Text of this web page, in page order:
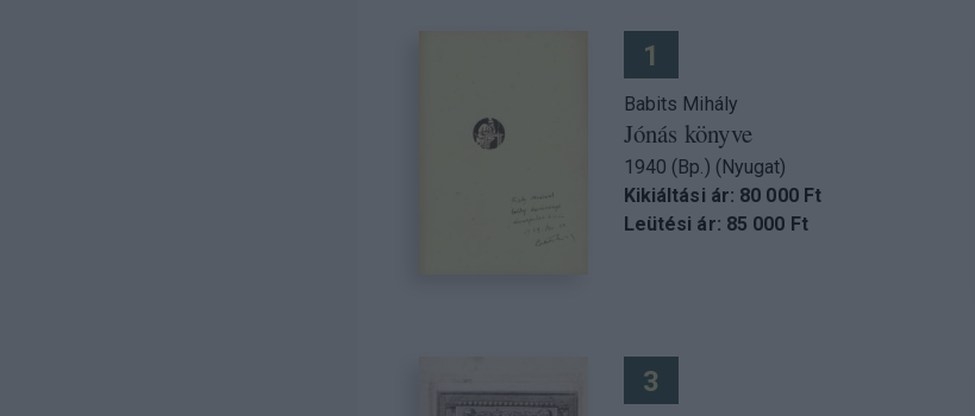
1
Babits Mihály
Jónás könyve
1940 (Bp.) (Nyugat)
Kikiáltási ár: 80 000 Ft
Leütési ár: 85 000 Ft
3